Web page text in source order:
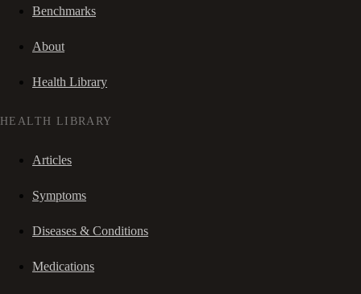
Benchmarks
About
Health Library
HEALTH LIBRARY
Articles
Symptoms
Diseases & Conditions
Medications